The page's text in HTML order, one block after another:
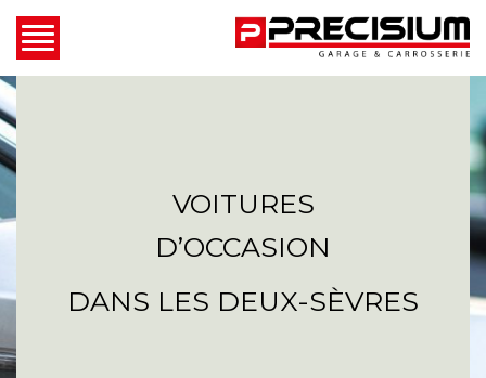
VOITURES
D’OCCASION
DANS LES DEUX-SÈVRES